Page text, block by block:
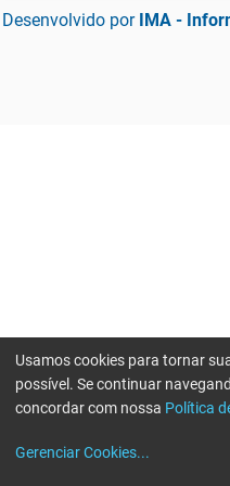
Desenvolvido por IMA -
Usamos cookies para tornar
possível. Se continuar
concordar com nossa Política
Gerenciar Cookies...
Erro ao enviar informações,